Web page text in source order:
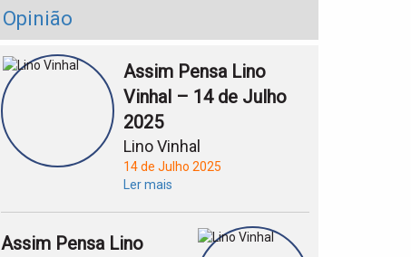
Opinião
Assim Pensa Lino
Vinhal – 14 de Julho
2025
Lino Vinhal
14 de Julho 2025
Ler mais
Assim Pensa Lino